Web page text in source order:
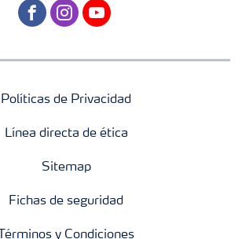
facebookinstagram
youtube
Políticas de Privacidad
Línea directa de ética
Sitemap
Fichas de seguridad
Términos y Condiciones